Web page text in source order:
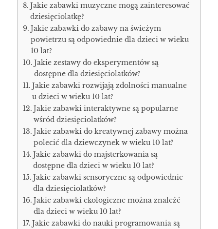
Jakie zabawki muzyczne mogą zainteresować
dziesięciolatkę?
Jakie zabawki do zabawy na świeżym
powietrzu są odpowiednie dla dzieci w wieku
10 lat?
Jakie zestawy do eksperymentów są
dostępne dla dziesięciolatków?
Jakie zabawki rozwijają zdolności manualne
u dzieci w wieku 10 lat?
Jakie zabawki interaktywne są popularne
wśród dziesięciolatków?
Jakie zabawki do kreatywnej zabawy można
polecić dla dziewczynek w wieku 10 lat?
Jakie zabawki do majsterkowania są
dostępne dla dzieci w wieku 10 lat?
Jakie zabawki sensoryczne są odpowiednie
dla dziesięciolatków?
Jakie zabawki ekologiczne można znaleźć
dla dzieci w wieku 10 lat?
Jakie zabawki do nauki programowania są